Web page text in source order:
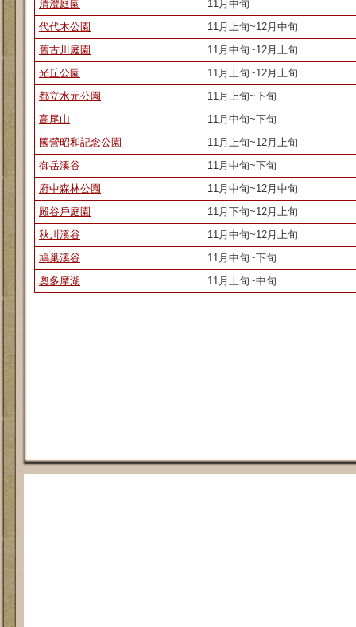
清澄庭園
11月中旬
代代木公園
11月上旬~12月中旬
舊古川庭園
11月中旬~12月上旬
光丘公園
11月上旬~12月上旬
都立水元公園
11月上旬~下旬
高尾山
11月中旬~下旬
國營昭和記念公園
11月上旬~12月上旬
御岳溪谷
11月中旬~下旬
府中森林公園
11月中旬~12月中旬
殿谷戶庭園
11月下旬~12月上旬
秋川溪谷
11月中旬~12月上旬
鳩巢溪谷
11月中旬~下旬
奧多摩湖
11月上旬~中旬